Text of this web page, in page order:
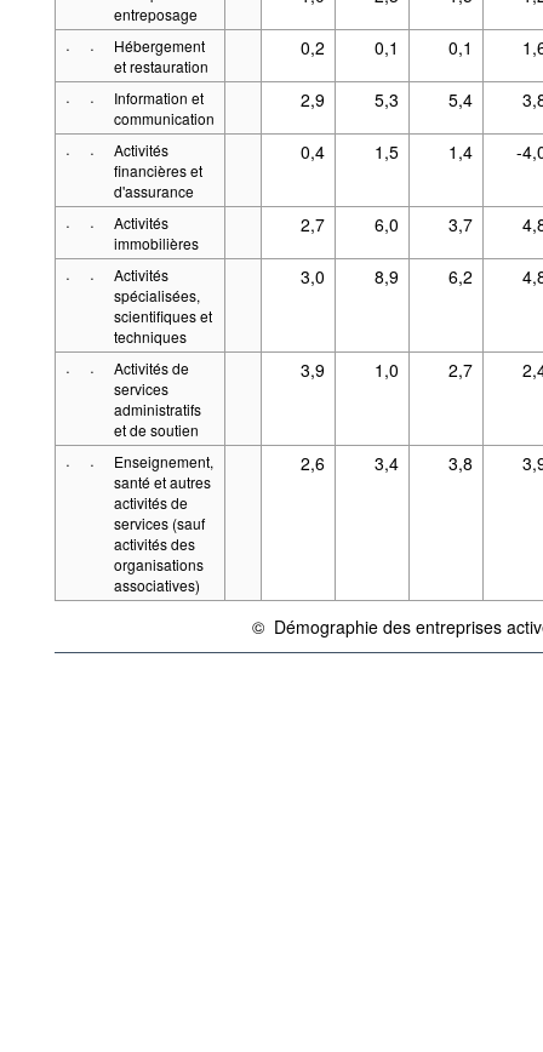
entreposage
· ·
Hébergement
et restauration
0,2 0,1 0,1
· ·
Information et
communication
2,9 5,3 5,4
· ·
Activités
financières et
d'assurance
0,4 1,5 1,4 -
· ·
Activités
immobilières
2,7 6,0 3,7
· ·
Activités
spécialisées,
scientifiques et
techniques
3,0 8,9 6,2
· ·
Activités de
services
administratifs
et de soutien
3,9 1,0 2,7
· ·
Enseignement,
santé et autres
activités de
services (sauf
activités des
organisations
associatives)
2,6 3,4 3,8
©
{link} Conditions d'utilisation
Démographie des entreprises